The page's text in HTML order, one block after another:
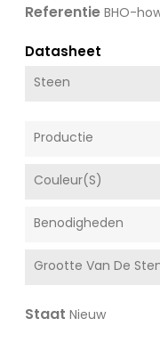
Referentie BHO-
Datasheet
Steen
Productie
Couleur(s)
Benodigheden
Grootte Van De
Staat Nieuw